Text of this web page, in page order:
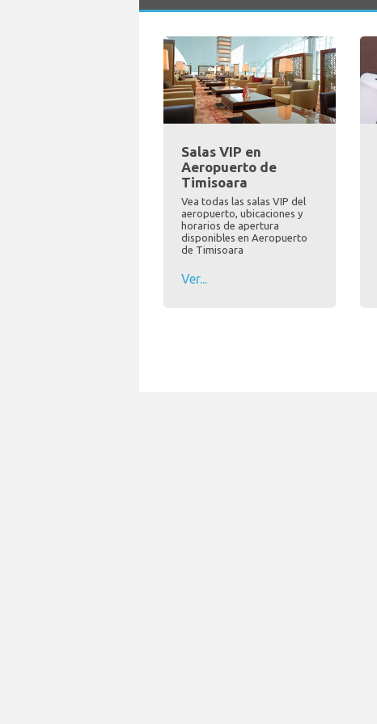
Salas VIP en
Aeropuerto de
Timisoara
Vea todas las salas VIP del
aeropuerto, ubicaciones y
horarios de apertura
disponibles en Aeropuerto
de Timisoara
Ver...